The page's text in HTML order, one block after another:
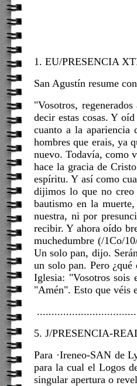
1. EU/PRESENCIA
San Agustín resume
"Vosotros,
decir estas cosas. Y
cuanto a la apariencia
hombres que erais, ya
nuevo. Todavía, como
hace la gracia de
espíritu. Y así como
dijimos lo que no creo
bautismo en la
nuestra, ni por
recibir. Y ahora oído
muchedumbre (/1Co/
Un solo pan, dijo.
un solo pan. Pero
Iglesia: "Vosotros sois
"Amén". Esto que véis
5. J/PRESENCIA-
Para ·Ireneo-SAN de
para la cual el Logos
singular apertura o